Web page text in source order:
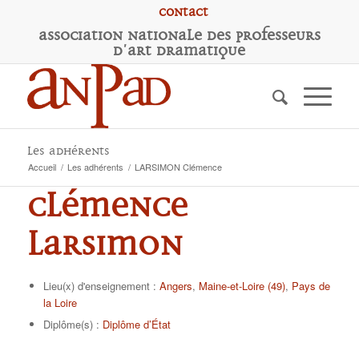
Contact
Association Nationale des Professeurs
d'Art Dramatique
Les adhérents
Accueil / Les adhérents / LARSIMON Clémence
Clémence
LARSIMON
Lieu(x) d'enseignement : Angers, Maine-et-Loire (49), Pays de
la Loire
Diplôme(s) : Diplôme d’État